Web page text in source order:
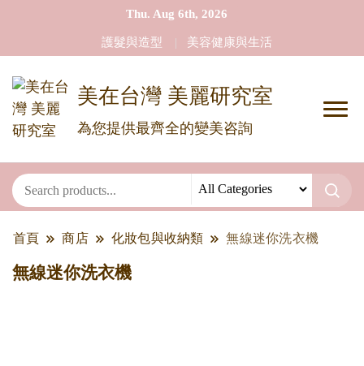
Thu. Aug 6th, 2026
護髮與造型 美容健康與生活
美在台灣 美麗研究室
為您提供最齊全的變美咨詢
首頁 商店 化妝包與收納類 無線迷你洗衣機
無線迷你洗衣機